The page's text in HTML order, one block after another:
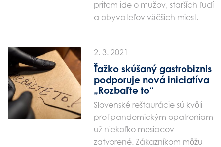
pritom ide o mužov, starších ľudí
a obyvateľov väčších miest.
2. 3. 2021
Ťažko skúšaný gastrobiznis
podporuje nová iniciatíva
„Rozbaľte to“
Slovenské reštaurácie sú kvôli
protipandemickým opatreniam
už niekoľko mesiacov
zatvorené. Zákazníkom môžu